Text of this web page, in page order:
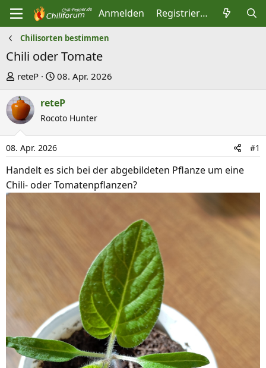
Anmelden Registrieren
Chilisorten bestimmen
Chili oder Tomate
E
s
t
e
l
e
r
reteP
E
s
t
e
l
t
a
08. Apr. 2026
reteP
Rocoto Hunter
08. Apr. 2026 #1
Handelt es sich bei der abgebildeten Pflanze um eine
Chili- oder Tomatenpflanzen?